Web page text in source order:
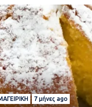
7 μήνες ago